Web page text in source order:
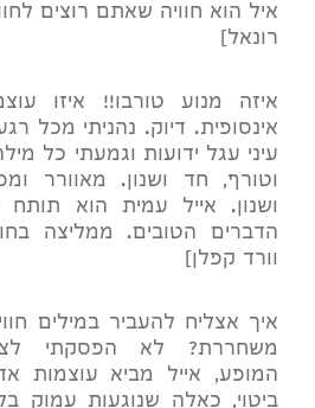
איל הוא חוויה שאתם רוצים
רונאל]
איזה מנוע טורבו!! איזו
אינסופית. דיוק. נהניתי מכל
עיני עגל ידועות וגמעתי כל
וטורף, חד ושנון. מאוורר
ושנון. אייל עמית הוא תותח
הדברים הטובים. ממליצה
וורד קפלן]
איך אצליח להעביר במילים
משחררת? לא הפסקתי
המופע, אייל מביא עוצמות
ביטוי, כאלה שנוגעות עמוק